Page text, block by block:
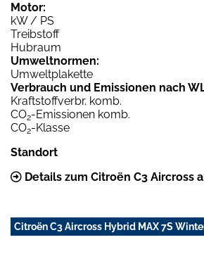
Motor:
kW / PS
Treibstoff
Hubraum
Umweltnormen:
Umweltplakette
Verbrauch und Emissionen nach
Kraftstoffverbr. komb.
CO2-Emissionen komb.
CO2-Klasse
Standort
Details zum Citroën C3 Aircross
Citroën C3 Aircross Hybrid MAX 7S